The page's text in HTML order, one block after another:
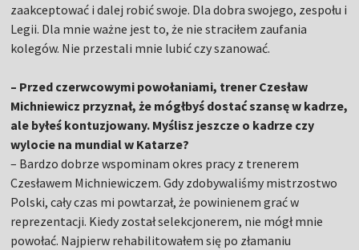
zaakceptować i dalej robić swoje. Dla dobra swojego, zespołu i
Legii. Dla mnie ważne jest to, że nie straciłem zaufania
kolegów. Nie przestali mnie lubić czy szanować.
– Przed czerwcowymi powołaniami, trener Czesław
Michniewicz przyznał, że mógłbyś dostać szansę w kadrze,
ale byłeś kontuzjowany. Myślisz jeszcze o kadrze czy
wylocie na mundial w Katarze?
– Bardzo dobrze wspominam okres pracy z trenerem
Czesławem Michniewiczem. Gdy zdobywaliśmy mistrzostwo
Polski, cały czas mi powtarzał, że powinienem grać w
reprezentacji. Kiedy został selekcjonerem, nie mógł mnie
powołać. Najpierw rehabilitowałem się po złamaniu